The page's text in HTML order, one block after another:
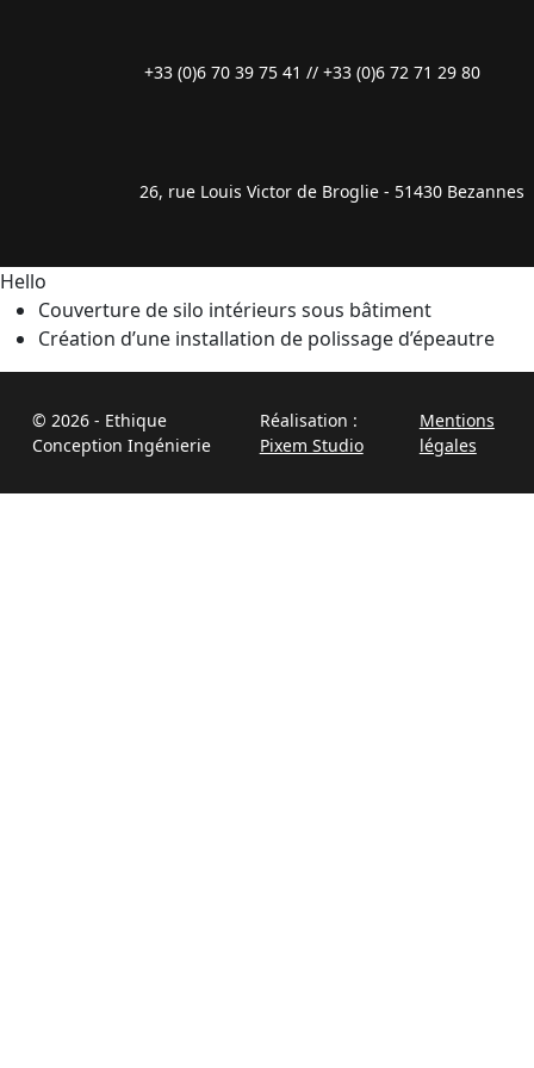
+33 (0)6 70 39 75 41 // +33 (0)6 72 71 29 80
26, rue Louis Victor de Broglie - 51430 Bezannes
Hello
Couverture de silo intérieurs sous bâtiment
Création d’une installation de polissage d’épeautre
© 2026 - Ethique
Conception Ingénierie
Réalisation :
Pixem Studio
Mentions
légales